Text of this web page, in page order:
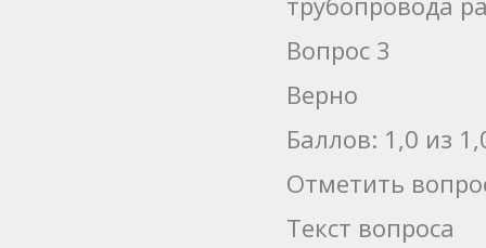
Вопрос 3
Верно
Баллов: 1,0 из
Отметить
Текст вопроса